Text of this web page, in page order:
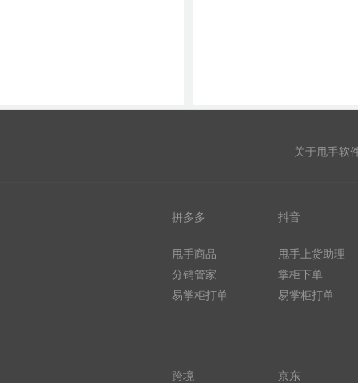
关于甩手软
拼多多
甩手商品
分销管家
易掌柜打单
抖音
甩手上货助理
掌柜下单
易掌柜打单
跨境 京东